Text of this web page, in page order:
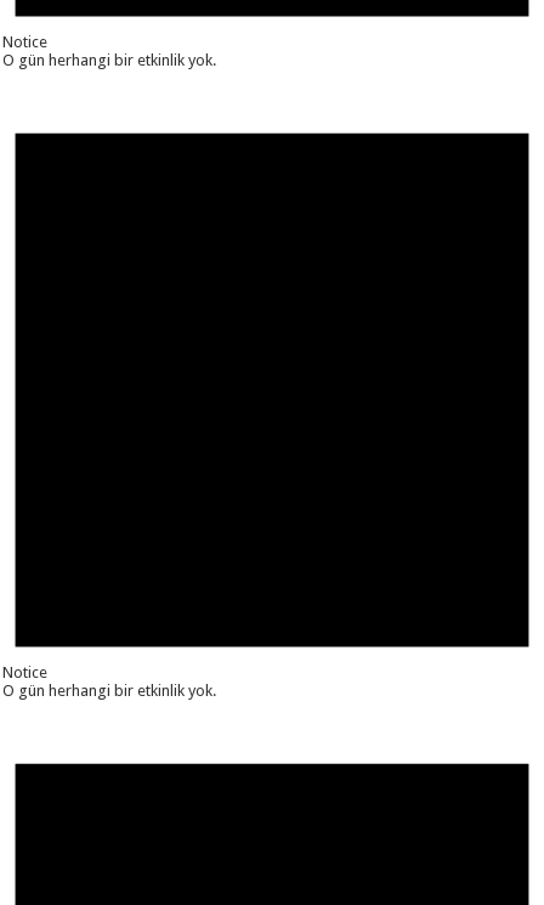
Notice
O gün herhangi bir etkinlik yok.
Notice
O gün herhangi bir etkinlik yok.